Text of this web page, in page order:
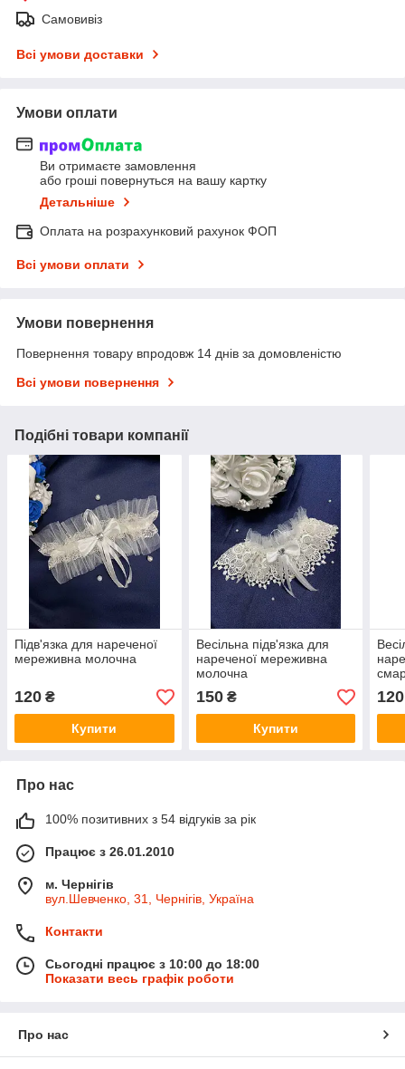
Самовивіз
Всі умови доставки
Умови оплати
Ви отримаєте замовлення
або гроші повернуться на вашу картку
Детальніше
Оплата на розрахунковий рахунок ФОП
Всі умови оплати
Умови повернення
Повернення товару впродовж 14 днів за домовленістю
Всі умови повернення
Подібні товари компанії
Підв'язка для нареченої
мереживна молочна
120 ₴
Купити
Весільна підв'язка для
нареченої мереживна
молочна
150₴
Купити
120
Про нас
100% позитивних з 54 відгуків за рік
Працює з 26.01.2010
м. Чернігів
вул.Шевченко, 31, Чернігів, Україна
Контакти
Сьогодні працює з 10:00 до 18:00
Показати весь графік роботи
Про нас